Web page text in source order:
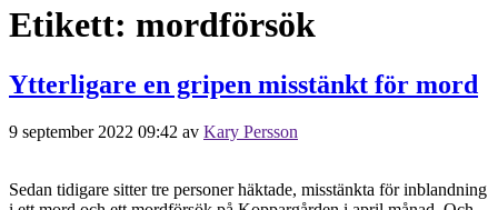
Etikett: mordförsök
Ytterligare en gripen misstänkt för mord
9 september 2022 09:42 av Kary Persson
Sedan tidigare sitter tre personer häktade, misstänkta för inblandning